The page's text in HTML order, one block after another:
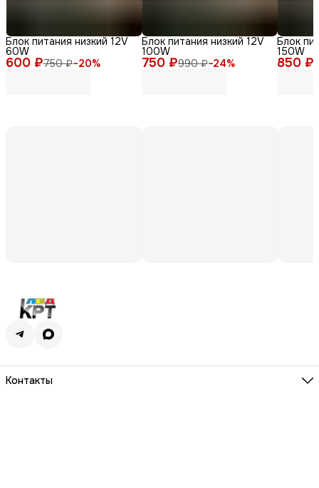
600 ₽750 ₽−20%
Блок питания низкий 12V
60W
750 ₽990 ₽−24%
Блок питания низкий 12V
100W
850 ₽
Блок
150W
Контакты